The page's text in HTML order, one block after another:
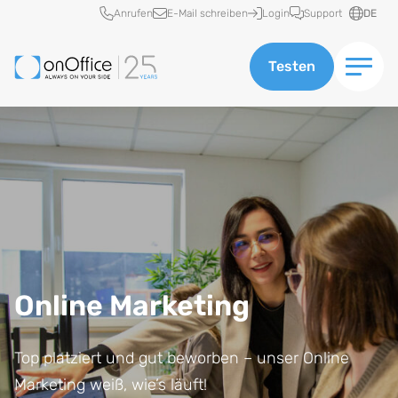
Schnellzugriff
Anrufen E-Mail schreiben Login Support DE
Testen
Online Marketing
Top platziert und gut beworben – unser Online
Marketing weiß, wie’s läuft!